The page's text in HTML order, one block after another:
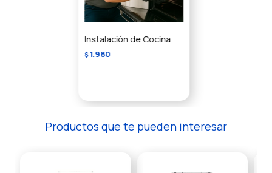
Instalación de Cocina
$1.980
Productos que te pueden interesar